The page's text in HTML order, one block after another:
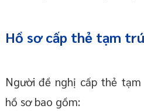
Hồ sơ cấp thẻ tạm trú
Người đề nghị cấp thẻ
hồ sơ bao gồm: